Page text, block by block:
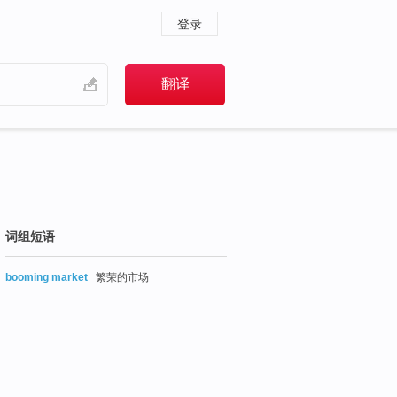
登录
词组短语
booming market 繁荣的市场